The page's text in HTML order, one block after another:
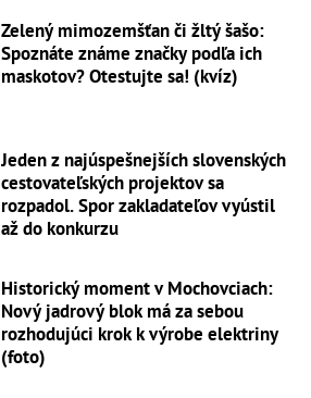
Zelený mimozemšťan či žltý šašo:
Spoznáte známe značky podľa ich
maskotov? Otestujte sa! (kvíz)
Jeden z najúspešnejších slovenských
cestovateľských projektov sa
rozpadol. Spor zakladateľov vyústil
až do konkurzu
Historický moment v Mochovciach:
Nový jadrový blok má za sebou
rozhodujúci krok k výrobe elektriny
(foto)